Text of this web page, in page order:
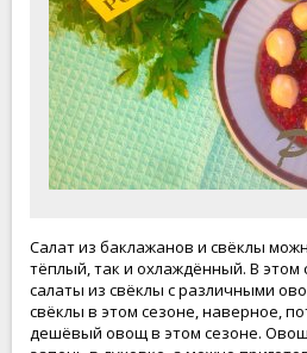
Салат из баклажанов и свёклы
тёплый, так и охлаждённый. В этом
салаты из свёклы с различными
свёклы в этом сезоне, наверное,
дешёвый овощ в этом сезоне.